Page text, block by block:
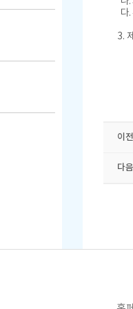
다
3.
이
다